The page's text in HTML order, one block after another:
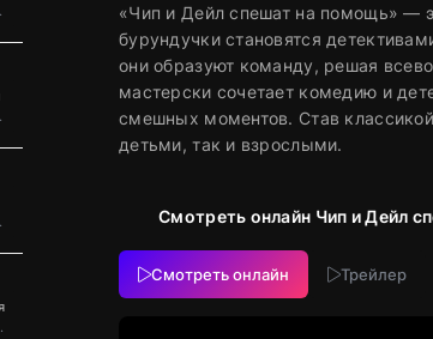
«Чип и Дейл спешат на помощь» —
бурундучки становятся
они образуют команду, решая
мастерски сочетает комедию и
смешных моментов. Став
детьми, так и взрослыми.
Смотреть онлайн Чип и Дейл
Смотреть онлайн Трейлер